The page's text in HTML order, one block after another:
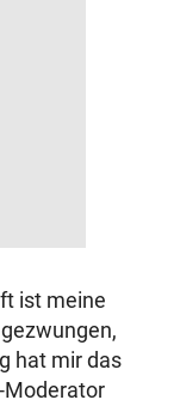
ist meine
hat mir das
Moderator